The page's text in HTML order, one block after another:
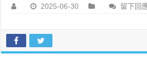
2025-06-30 留下回